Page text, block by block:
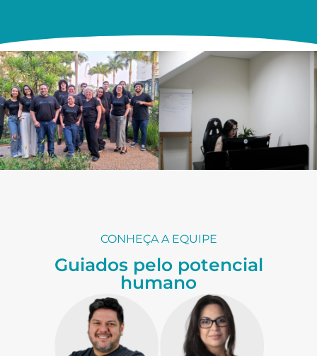
CONHEÇA A EQUIPE
Guiados pelo potencial
humano